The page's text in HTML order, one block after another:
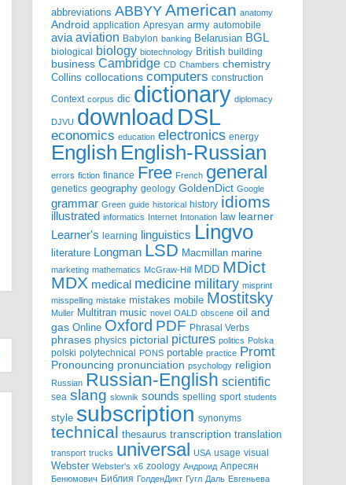
abbreviations ABBYY American anatomy
Android application Apresyan army automobile
avia aviation Babylon banking Belarusian BGL
biological biology biotechnology British building
business Cambridge CD Chambers chemistry
Collins collocations computers construction
Context corpus dic dictionary diplomacy
DJVU download DSL
economics education electronics energy
English English-Russian
errors fiction finance Free French general
genetics geography geology GoldenDict Google
grammar Green guide historical history idioms
illustrated informatics Internet Intonation law learner
Learner's learning linguistics Lingvo
literature Longman LSD Macmillan marine
marketing mathematics McGraw-Hill MDD MDict
MDX medical medicine military misprint
misspelling mistake mistakes mobile Mostitsky
Muller Multitran music novel OALD obscene oil and
gas Online Oxford PDF Phrasal Verbs
phrases physics pictorial pictures politics Polska
polski polytechnical PONS portable practice Promt
Pronouncing pronunciation psychology religion
Russian Russian-English scientific
sea slang slownik sounds spelling sport students
style subscription synonyms
technical thesaurus transcription translation
transport trucks universal USA usage visual
Webster Webster's x6 zoology Андроид Апресян
Бенюмович Библия ГолденДикт Гугл Даль Евгеньева